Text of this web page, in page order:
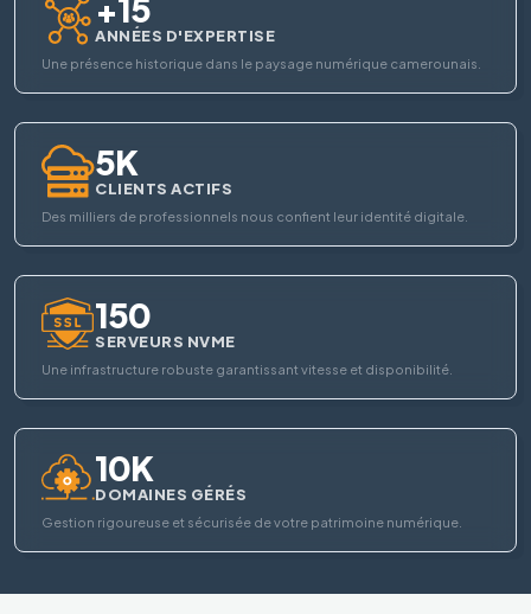
ANNÉES D'EXPERTISE
Une présence historique dans le paysage numérique camerounais.
5K
CLIENTS ACTIFS
Des milliers de professionnels nous confient leur identité digitale.
150
SERVEURS NVME
Une infrastructure robuste garantissant vitesse et disponibilité.
10K
DOMAINES GÉRÉS
Gestion rigoureuse et sécurisée de votre patrimoine numérique.